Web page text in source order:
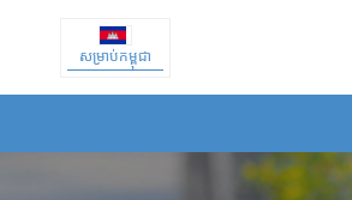
សម្រាប់កម្ពុជា